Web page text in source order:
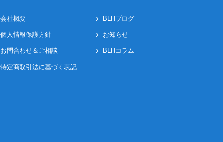
会社概要
個人情報保護方針
お問合わせ＆ご相談
特定商取引法に基づく表記
BLHブログ
お知らせ
BLHコラム